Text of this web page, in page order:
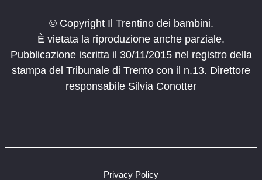
© Copyright Il Trentino dei bambini.
È vietata la riproduzione anche parziale.
Pubblicazione iscritta il 30/11/2015 nel registro della
stampa del Tribunale di Trento con il n.13. Direttore
responsabile Silvia Conotter
Privacy Policy